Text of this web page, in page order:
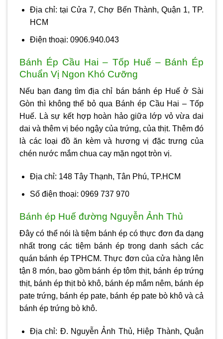
Địa chỉ: tại Cửa 7, Chợ Bến Thành, Quận 1, TP.
HCM
Điện thoại: 0906.940.043
Bánh Ép Cầu Hai – Tốp Huế – Bánh Ép
Chuẩn Vị Ngon Khó Cưỡng
Nếu bạn đang tìm địa chỉ bán bánh ép Huế ở Sài
Gòn thì không thể bỏ qua Bánh ép Cầu Hai – Tốp
Huế. Là sự kết hợp hoàn hảo giữa lớp vỏ vừa dai
dai và thêm vị béo ngậy của trứng, của thịt. Thêm đó
là các loại đồ ăn kèm và hương vị đặc trưng của
chén nước mắm chua cay mặn ngọt tròn vị.
Địa chỉ: 148 Tây Thạnh, Tân Phú, TP.HCM
Số điện thoại: 0969 737 970
Bánh ép Huế đường Nguyễn Ảnh Thủ
Đây có thể nói là tiệm bánh ép có thực đơn đa dạng
nhất trong các tiệm bánh ép trong danh sách các
quán bánh ép TPHCM. Thực đơn của cửa hàng lên
tận 8 món, bao gồm bánh ép tôm thịt, bánh ép trứng
thịt, bánh ép thịt bò khô, bánh ép mắm nêm, bánh ép
pate trứng, bánh ép pate, bánh ép pate bò khô và cả
bánh ép trứng bò khô.
Địa chỉ: Đ. Nguyễn Ảnh Thủ, Hiệp Thành, Quận